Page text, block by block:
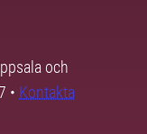
och
• Kontakta